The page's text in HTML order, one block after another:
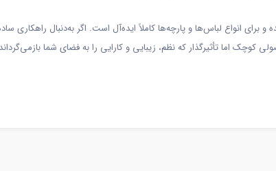
انواع لباس‌ها و پارچه‌ها کاملاً ایده‌آل است. اگر به‌دنبال راهکاری
اما تأثیرگذار که نظم، زیبایی و کارایی را به فضای شما